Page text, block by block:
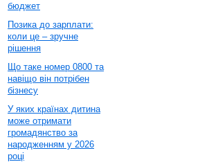
бюджет
Позика до зарплати:
коли це – зручне
рішення
Що таке номер 0800 та
навіщо він потрібен
бізнесу
У яких країнах дитина
може отримати
громадянство за
народженням у 2026
році